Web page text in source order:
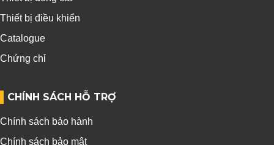
Thiết bị điều khiển
Catalogue
Chứng chỉ
CHÍNH SÁCH HỖ TRỢ
Chính sách bảo hành
Chính sách bảo mật